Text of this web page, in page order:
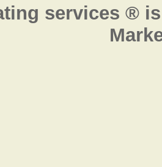
services ®